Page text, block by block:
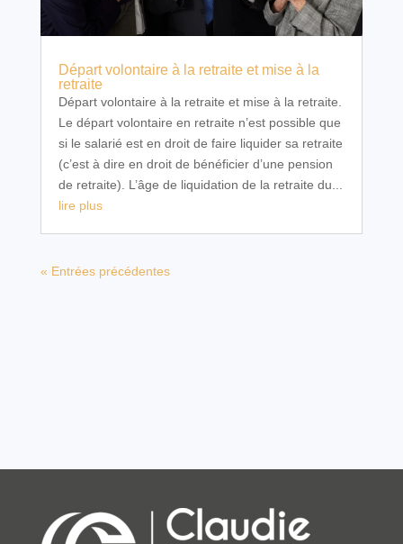
Départ volontaire à la retraite et mise à la
retraite
Départ volontaire à la retraite et mise à la retraite.
Le départ volontaire en retraite n’est possible que
si le salarié est en droit de faire liquider sa retraite
(c’est à dire en droit de bénéficier d’une pension
de retraite). L’âge de liquidation de la retraite du...
lire plus
« Entrées précédentes